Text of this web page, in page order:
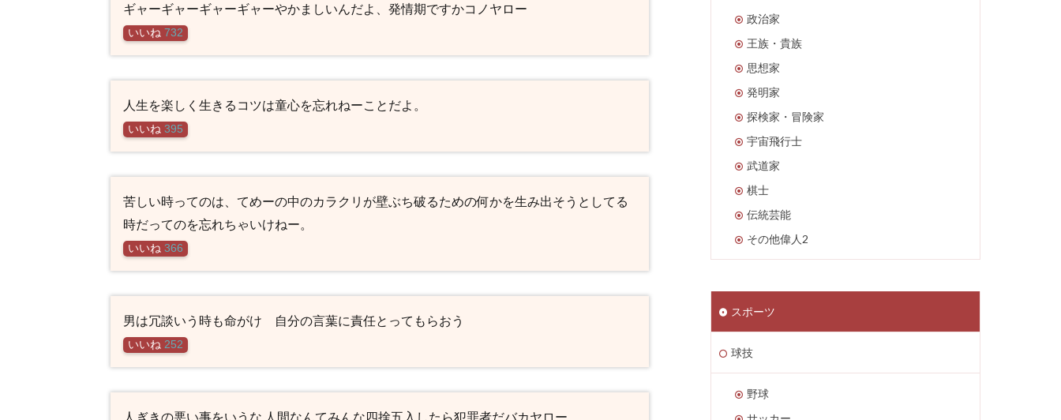
ギャーギャーギャーギャーやかましいんだよ、発情期ですかコノヤロー
いいね 732
人生を楽しく生きるコツは童心を忘れねーことだよ。
いいね 395
苦しい時ってのは、てめーの中のカラクリが壁ぶち破るための何かを生み出そうとしてる
時だってのを忘れちゃいけねー。
いいね 366
男は冗談いう時も命がけ 自分の言葉に責任とってもらおう
いいね 252
人ぎきの悪い事をいうな 人間なんてみんな四捨五入したら犯罪者だバカヤロー
政治家
王族・貴族
思想家
発明家
探検家・冒険家
宇宙飛行士
武道家
棋士
伝統芸能
その他偉人2
スポーツ
球技
野球